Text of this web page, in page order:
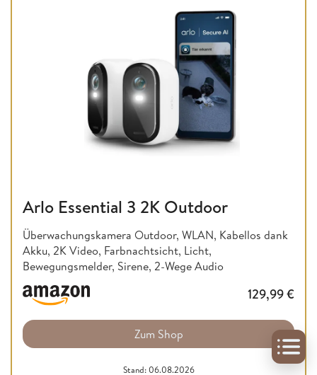
Arlo Essential 3 2K Outdoor
Überwachungskamera Outdoor, WLAN, Kabellos dank
Akku, 2K Video, Farbnachtsicht, Licht,
Bewegungsmelder, Sirene, 2-Wege Audio
129,99€
Zum Shop
Stand: 06.08.2026